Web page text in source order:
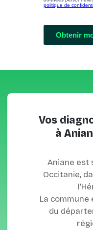
Vos
à
Aniane est
Occitanie,
La commune
du